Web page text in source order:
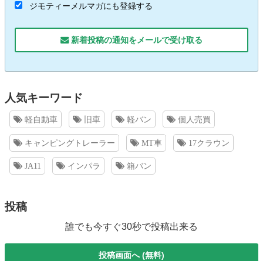
ジモティーメルマガにも登録する
新着投稿の通知をメールで受け取る
人気キーワード
軽自動車 旧車 軽バン 個人売買
キャンピングトレーラー MT車 17クラウン
JA11 インパラ 箱バン
投稿
誰でも今すぐ30秒で投稿出来る
投稿画面へ (無料)